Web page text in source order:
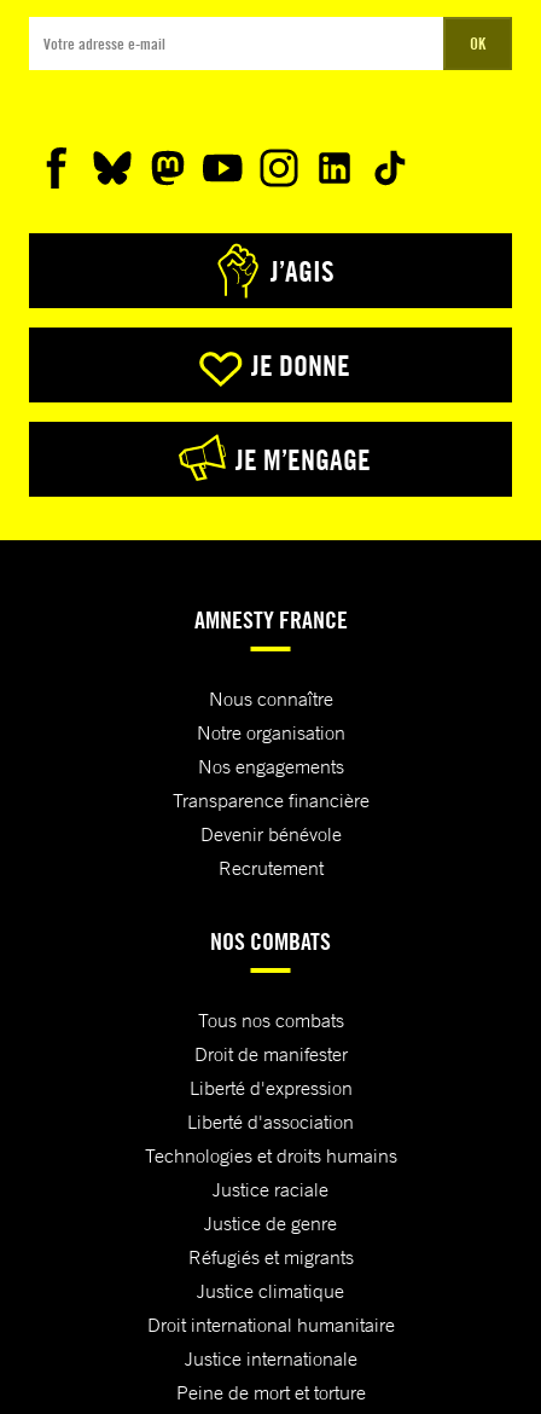
OK
J’AGIS
JE DONNE
JE M’ENGAGE
AMNESTY FRANCE
Nous connaître
Notre organisation
Nos engagements
Transparence financière
Devenir bénévole
Recrutement
NOS COMBATS
Tous nos combats
Droit de manifester
Liberté d'expression
Liberté d'association
Technologies et droits humains
Justice raciale
Justice de genre
Réfugiés et migrants
Justice climatique
Droit international humanitaire
Justice internationale
Peine de mort et torture